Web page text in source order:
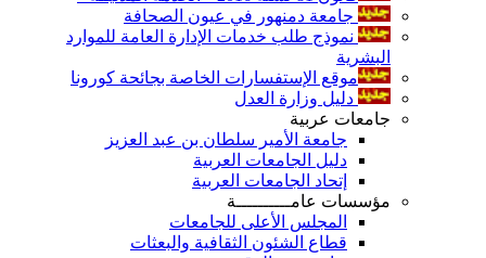
جامعة دمنهور في عيون الصحافة
نموذج طلب خدمات الإدارة العامة للموارد
البشرية
موقع الإستفسارات الخاصة بجائحة كورونا
دليل وزارة العدل
جامعات عربية
جامعة الأمير سلطان بن عبد العزيز
دليل الجامعات العربية
إتحاد الجامعات العربية
مؤسسات عامــــــــــة
المجلس الأعلى للجامعات
قطاع الشئون الثقافية والبعثات